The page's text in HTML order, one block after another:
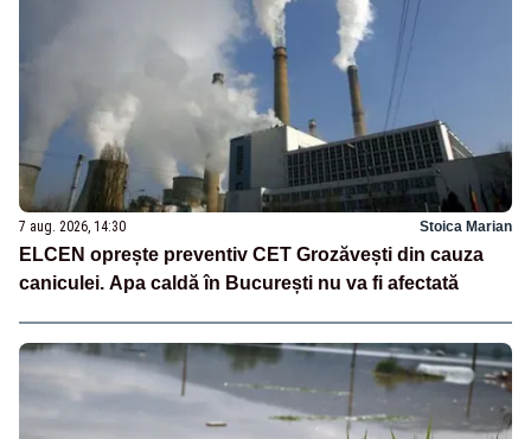
7 aug. 2026, 14:30 Stoica Marian
ELCEN oprește preventiv CET Grozăvești din cauza
caniculei. Apa caldă în București nu va fi afectată